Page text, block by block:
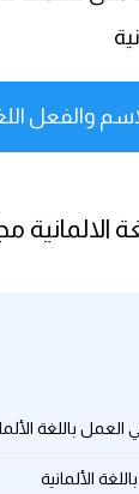
والفعل
الألمانية